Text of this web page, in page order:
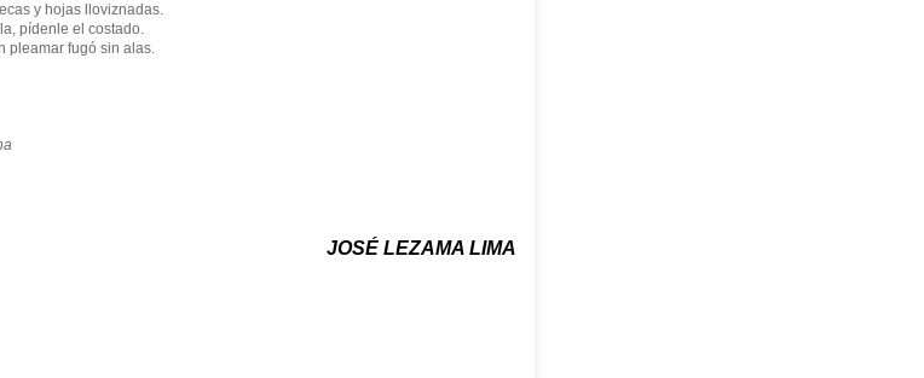
y hojas lloviznadas.
pídenle el costado.
pleamar fugó sin alas.
JOSÉ LEZAMA LIMA